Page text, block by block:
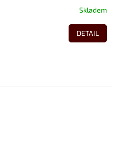
Skladem
DETAIL